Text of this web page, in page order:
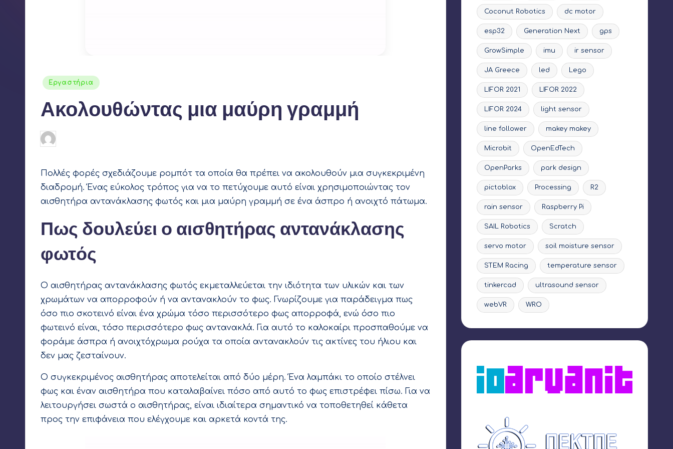
Αναρτήθηκε
Εργαστήρια
Ακολουθώντας μια μαύρη γραμμή
Συγγραφέας:
Πολλές φορές σχεδιάζουμε ρομπότ τα οποία θα πρέπει να ακολουθούν μια συγκεκριμένη
διαδρομή. Ένας εύκολος τρόπος για να το πετύχουμε αυτό είναι χρησιμοποιώντας τον
αισθητήρα αντανάκλασης φωτός και μια μαύρη γραμμή σε ένα άσπρο ή ανοιχτό πάτωμα.
Πως δουλεύει ο αισθητήρας αντανάκλασης
φωτός
Ο αισθητήρας αντανάκλασης φωτός εκμεταλλεύεται την ιδιότητα των υλικών και των
χρωμάτων να απορροφούν ή να αντανακλούν το φως. Γνωρίζουμε για παράδειγμα πως
όσο πιο σκοτεινό είναι ένα χρώμα τόσο περισσότερο φως απορροφά, ενώ όσο πιο
φωτεινό είναι, τόσο περισσότερο φως αντανακλά. Για αυτό το καλοκαίρι προσπαθούμε να
φοράμε άσπρα ή ανοιχτόχρωμα ρούχα τα οποία αντανακλούν τις ακτίνες του ήλιου και
δεν μας ζεσταίνουν.
Ο συγκεκριμένος αισθητήρας αποτελείται από δύο μέρη. Ένα λαμπάκι το οποίο στέλνει
φως και έναν αισθητήρα που καταλαβαίνει πόσο από αυτό το φως επιστρέφει πίσω. Για να
λειτουργήσει σωστά ο αισθητήρας, είναι ιδιαίτερα σημαντικό να τοποθετηθεί κάθετα
προς την επιφάνεια που ελέγχουμε και αρκετά κοντά της.
Coconut Robotics dc motor
esp32 Generation Next gps
GrowSimple imu ir sensor
JA Greece led Lego
LIFOR 2021 LIFOR 2022
LIFOR 2024 light sensor
line follower makey makey
Microbit OpenEdTech
OpenParks park design
pictoblox Processing R2
rain sensor Raspberry Pi
SAIL Robotics Scratch
servo motor soil moisture sensor
STEM Racing temperature sensor
tinkercad ultrasound sensor
webVR WRO